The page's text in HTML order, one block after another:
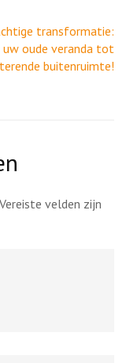
transformatie:
uw oude veranda tot
buitenruimte!
Vereiste velden zijn